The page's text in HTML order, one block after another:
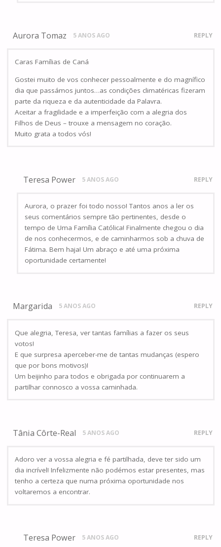
Aurora Tomaz 5 ANOS AGO REPLY
Caras Famílias de Caná
Gostei muito de vos conhecer pessoalmente e do magnífico
dia que passámos juntos…as condições climatéricas fizeram
parte da riqueza e da autenticidade da Palavra.
Aceitar a fragilidade e a imperfeição com a alegria dos
Filhos de Deus – trouxe a mensagem no coração.
Muito grata a todos vós!
Teresa Power 5 ANOS AGO REPLY
Aurora, o prazer foi todo nosso! Tantos anos a ler os
seus comentários sempre tão pertinentes, desde o
tempo de Uma Família Católica! Finalmente chegou o dia
de nos conhecermos, e de caminharmos sob a chuva de
Fátima. Bem haja! Um abraço e até uma próxima
oportunidade certamente!
Margarida 5 ANOS AGO REPLY
Que alegria, Teresa, ver tantas famílias a fazer os seus
votos!
E que surpresa aperceber-me de tantas mudanças (espero
que por bons motivos)!
Um beijinho para todos e obrigada por continuarem a
partilhar connosco a vossa caminhada.
Tânia Côrte-Real 5 ANOS AGO REPLY
Adoro ver a vossa alegria e fé partilhada, deve ter sido um
dia incrível! Infelizmente não podémos estar presentes, mas
tenho a certeza que numa próxima oportunidade nos
voltaremos a encontrar.
Teresa Power 5 ANOS AGO REPLY